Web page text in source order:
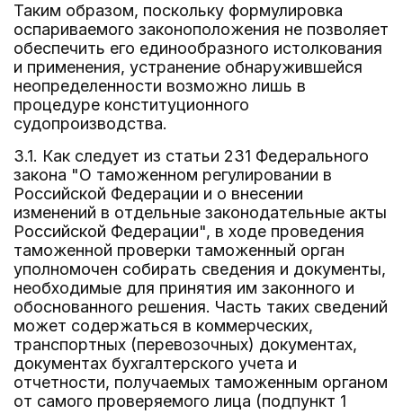
Таким образом, поскольку формулировка
оспариваемого законоположения не позволяет
обеспечить его единообразного истолкования
и применения, устранение обнаружившейся
неопределенности возможно лишь в
процедуре конституционного
судопроизводства.
3.1. Как следует из статьи 231 Федерального
закона "О таможенном регулировании в
Российской Федерации и о внесении
изменений в отдельные законодательные акты
Российской Федерации", в ходе проведения
таможенной проверки таможенный орган
уполномочен собирать сведения и документы,
необходимые для принятия им законного и
обоснованного решения. Часть таких сведений
может содержаться в коммерческих,
транспортных (перевозочных) документах,
документах бухгалтерского учета и
отчетности, получаемых таможенным органом
от самого проверяемого лица (подпункт 1